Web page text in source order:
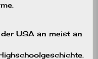
USA an meist an